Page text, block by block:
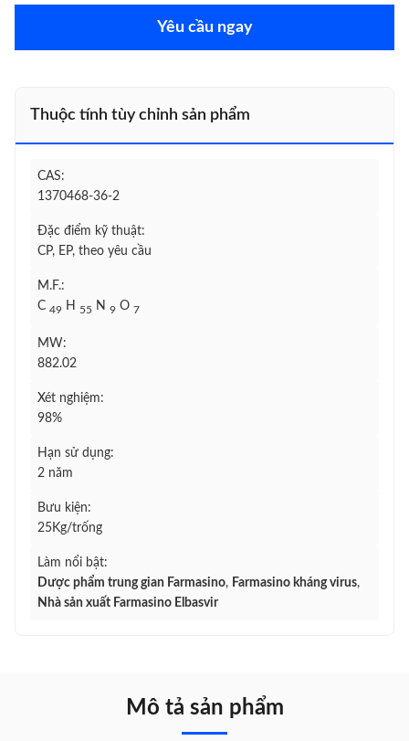
Yêu cầu ngay
Thuộc tính tùy chỉnh sản phẩm
CAS:
1370468-36-2
Đặc điểm kỹ thuật:
CP, EP, theo yêu cầu
M.F.:
C 49 H 55 N 9 O 7
MW:
882.02
Xét nghiệm:
98%
Hạn sử dụng:
2 năm
Bưu kiện:
25Kg/trống
Làm nổi bật:
Dược phẩm trung gian Farmasino, Farmasino kháng virus,
Nhà sản xuất Farmasino Elbasvir
Mô tả sản phẩm